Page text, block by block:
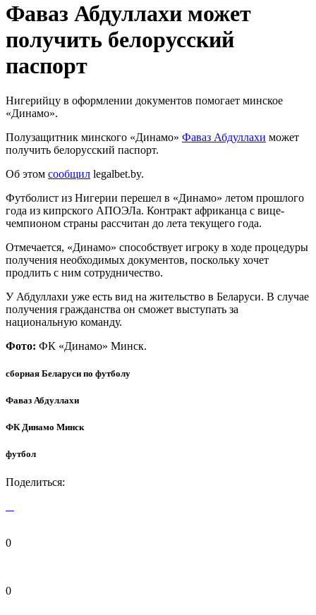
Фаваз Абдуллахи может
получить белорусский
паспорт
Нигерийцу в оформлении документов помогает минское
«Динамо».
Полузащитник минского «Динамо» Фаваз Абдуллахи может
получить белорусский паспорт.
Об этом сообщил legalbet.by.
Футболист из Нигерии перешел в «Динамо» летом прошлого
года из кипрского АПОЭЛа. Контракт африканца с вице-
чемпионом страны рассчитан до лета текущего года.
Отмечается, «Динамо» способствует игроку в ходе процедуры
получения необходимых документов, поскольку хочет
продлить с ним сотрудничество.
У Абдуллахи уже есть вид на жительство в Беларуси. В случае
получения гражданства он сможет выступать за
национальную команду.
Фото: ФК «Динамо» Минск.
сборная Беларуси по футболу
Фаваз Абдуллахи
ФК Динамо Минск
футбол
Поделиться:
0
0